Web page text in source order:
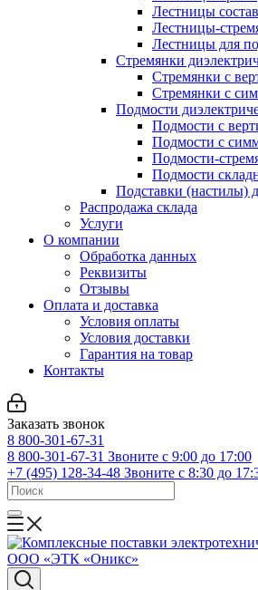
Лестницы
Лестницы-
Лестницы для
Стремянки
Стремянки с
Стремянки с
Подмости
Подмости с
Подмости с
Подмости-
Подмости
Подставки (настилы)
Распродажа склада
Услуги
О компании
Обработка данных
Реквизиты
Отзывы
Оплата и доставка
Условия оплаты
Условия доставки
Гарантия на товар
Контакты
Заказать звонок
8 800-301-67-31
8 800-301-67-31 Звоните с 9:00 до 17:00
+7 (495) 128-34-48 Звоните с 8:30 до